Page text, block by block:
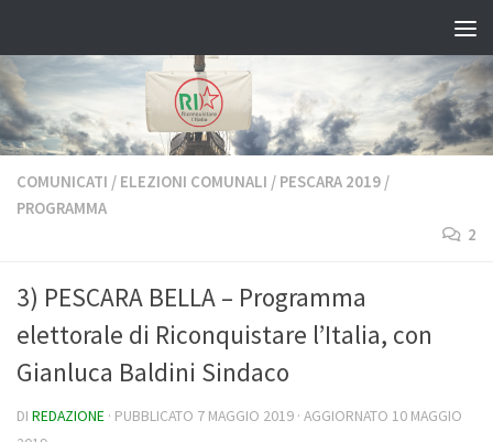
COMUNICATI / ELEZIONI COMUNALI / PESCARA 2019 /
PROGRAMMA
2
3) PESCARA BELLA – Programma
elettorale di Riconquistare l’Italia, con
Gianluca Baldini Sindaco
DI REDAZIONE · PUBBLICATO 7 MAGGIO 2019 · AGGIORNATO 10 MAGGIO